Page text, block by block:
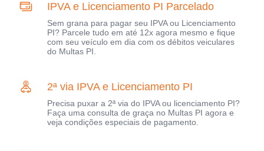
IPVA e Licenciamento PI Parcelado
Sem grana para pagar seu IPVA ou Licenciamento
PI? Parcele tudo em até 12x agora mesmo e fique
com seu veículo em dia com os débitos veiculares
do Multas PI.
2ª via IPVA e Licenciamento PI
Precisa puxar a 2ª via do IPVA ou licenciamento PI?
Faça uma consulta de graça no Multas PI agora e
veja condições especiais de pagamento.